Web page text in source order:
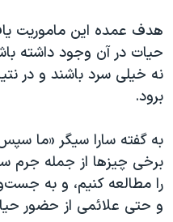
هدف عمده این ماموریت
حیات در آن وجود داشته
نه خیلی سرد باشند و در
برود.
به گفته سارا سیگر «ما
برخی چیزها از جمله جرم
را مطالعه کنیم، و به
و حتی علائمی از حضور